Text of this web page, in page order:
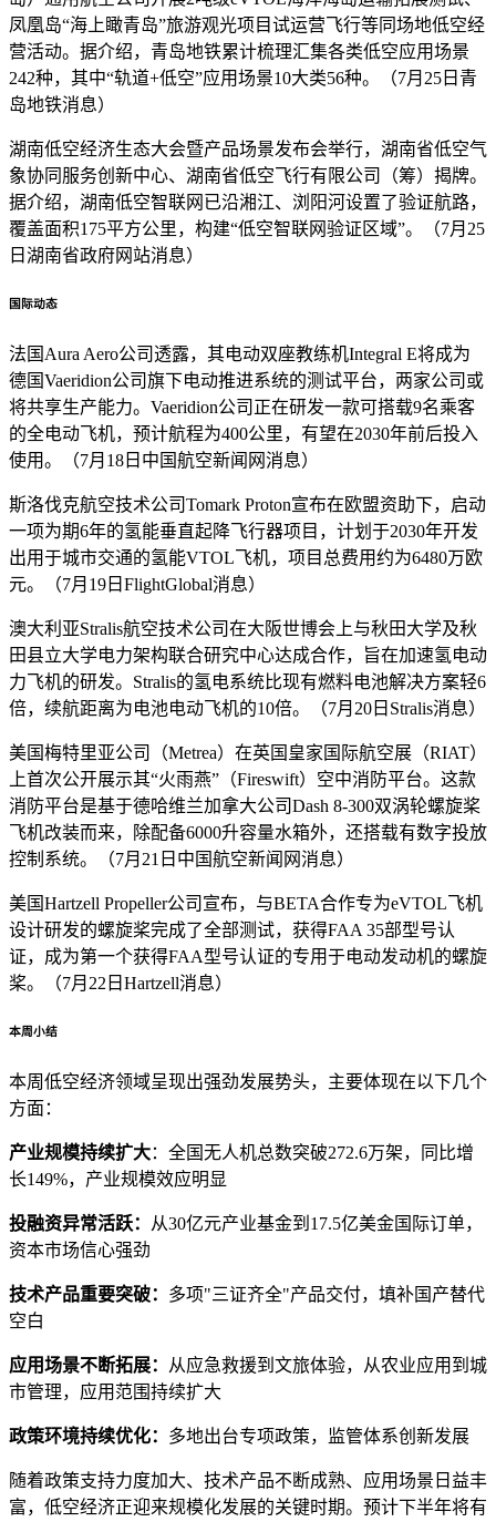
凤凰岛“海上瞰青岛”旅游观光项目试运营飞行等同场地低空经
营活动。据介绍，青岛地铁累计梳理汇集各类低空应用场景
242种，其中“轨道+低空”应用场景10大类56种。（7月25日青
岛地铁消息）
湖南低空经济生态大会暨产品场景发布会举行，湖南省低空气
象协同服务创新中心、湖南省低空飞行有限公司（筹）揭牌。
据介绍，湖南低空智联网已沿湘江、浏阳河设置了验证航路，
覆盖面积175平方公里，构建“低空智联网验证区域”。（7月25
日湖南省政府网站消息）
国际动态
法国Aura Aero公司透露，其电动双座教练机Integral E将成为
德国Vaeridion公司旗下电动推进系统的测试平台，两家公司或
将共享生产能力。Vaeridion公司正在研发一款可搭载9名乘客
的全电动飞机，预计航程为400公里，有望在2030年前后投入
使用。（7月18日中国航空新闻网消息）
斯洛伐克航空技术公司Tomark Proton宣布在欧盟资助下，启动
一项为期6年的氢能垂直起降飞行器项目，计划于2030年开发
出用于城市交通的氢能VTOL飞机，项目总费用约为6480万欧
元。（7月19日FlightGlobal消息）
澳大利亚Stralis航空技术公司在大阪世博会上与秋田大学及秋
田县立大学电力架构联合研究中心达成合作，旨在加速氢电动
力飞机的研发。Stralis的氢电系统比现有燃料电池解决方案轻6
倍，续航距离为电池电动飞机的10倍。（7月20日Stralis消息）
美国梅特里亚公司（Metrea）在英国皇家国际航空展（RIAT）
上首次公开展示其“火雨燕”（Fireswift）空中消防平台。这款
消防平台是基于德哈维兰加拿大公司Dash 8-300双涡轮螺旋桨
飞机改装而来，除配备6000升容量水箱外，还搭载有数字投放
控制系统。（7月21日中国航空新闻网消息）
美国Hartzell Propeller公司宣布，与BETA合作专为eVTOL飞机
设计研发的螺旋桨完成了全部测试，获得FAA 35部型号认
证，成为第一个获得FAA型号认证的专用于电动发动机的螺旋
桨。（7月22日Hartzell消息）
本周小结
本周低空经济领域呈现出强劲发展势头，主要体现在以下几个
方面：
产业规模持续扩大：全国无人机总数突破272.6万架，同比增
长149%，产业规模效应明显
投融资异常活跃：
从30亿元产业基金到17.5亿美金国际订单，
资本市场信心强劲
技术产品重要突破： 多项"三证齐全"产品交付，填补国产替代
空白
应用场景不断拓展：
从应急救援到文旅体验，从农业应用到城
市管理，应用范围持续扩大
政策环境持续优化： 多地出台专项政策，监管体系创新发展
随着政策支持力度加大、技术产品不断成熟、应用场景日益丰
富，低空经济正迎来规模化发展的关键时期。预计下半年将有